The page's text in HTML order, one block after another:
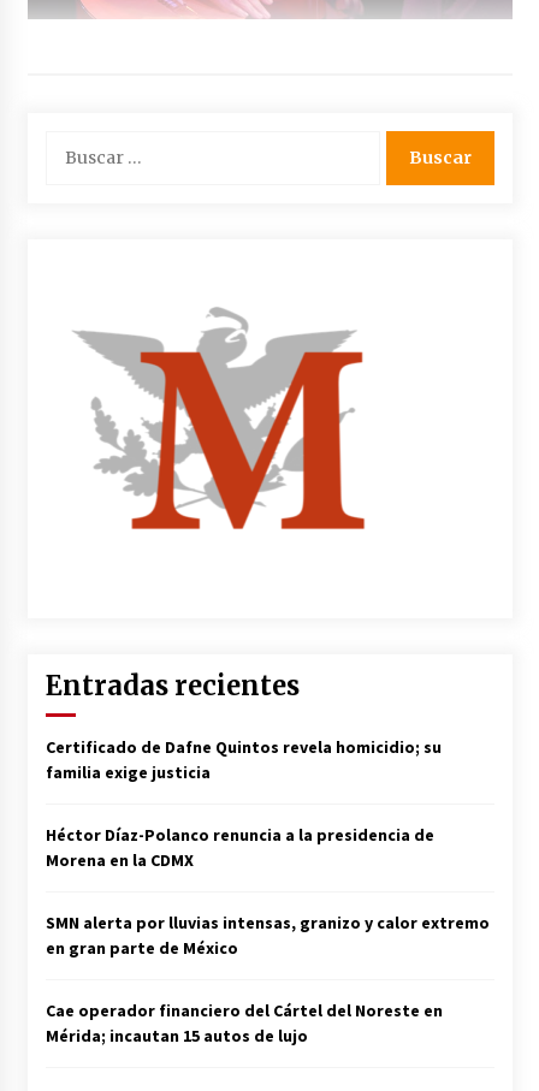
Entradas recientes
Certificado de Dafne Quintos revela homicidio; su
familia exige justicia
Héctor Díaz-Polanco renuncia a la presidencia de
Morena en la CDMX
SMN alerta por lluvias intensas, granizo y calor extremo
en gran parte de México
Cae operador financiero del Cártel del Noreste en
Mérida; incautan 15 autos de lujo